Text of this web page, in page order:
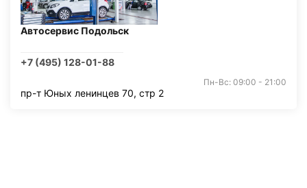
Автосервис Подольск
+7 (495) 128-01-88
Пн-Вс: 09:00 - 21:00
пр-т Юных ленинцев 70, стр 2